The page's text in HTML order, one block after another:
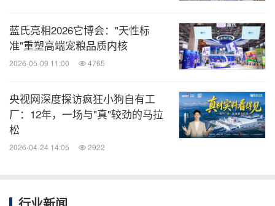
验室在2025年国际权威能力验证中取得重大突破，参
与的水分、粗灰分、粗脂肪、粗蛋白、粗纤维、水溶
性氯化物、钙、磷、淀粉、胃蛋白消化率、铬共11项
检测项目，全部获得LGC（英国政府化学家实验室）
颁发的"满意"评价。这标志着苏宠工厂相关检测项目
的技术水平已达国际标准，为产品质量的卓越性和品
牌公信力提供了强有力的技术支撑。苏宠工厂以严苛
蓝氏亮相2026它博会："天性标
准"重塑高端宠粮品质内核
2026-05-09 11:00 4765
央视网深度探访疯狂小狗自有工
厂：12年，一场与"真"较劲的马拉
松
2026-04-24 14:05 2922